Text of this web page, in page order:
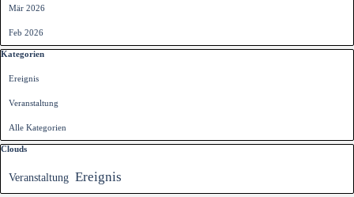
Mär 2026
Feb 2026
Block überspringen Kategorien
Kategorien
Ereignis
Veranstaltung
Alle Kategorien
Block überspringen Clouds
Clouds
Veranstaltung Ereignis